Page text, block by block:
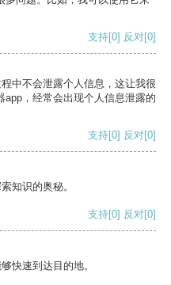
支持[0] 反对[0]
中不会泄露个人信息，这让我很
，经常会出现个人信息泄露的
支持[0] 反对[0]
知识的奥秘。
支持[0] 反对[0]
快速到达目的地。